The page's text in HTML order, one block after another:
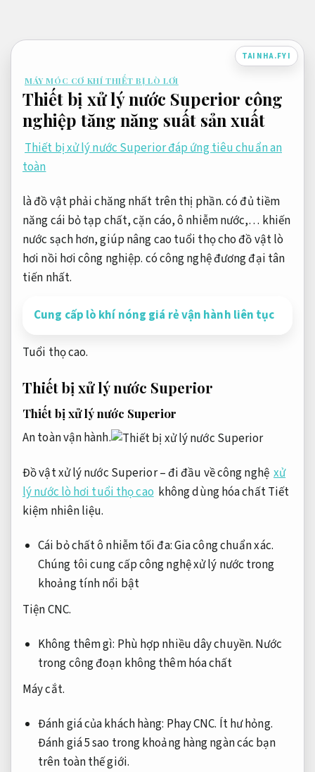
nội
TAINHA.FYI
MÁY MÓC CƠ KHÍ THIẾT BỊ LÒ LƠI
Thiết bị xử lý nước Superior công
nghiệp tăng năng suất sản xuất
Thiết bị xử lý nước Superior đáp ứng tiêu chuẩn an
toàn
là đồ vật phải chăng nhất trên thị phần. có đủ tiềm
năng cái bỏ tạp chất, cặn cáo, ô nhiễm nước,… khiến
nước sạch hơn, giúp nâng cao tuổi thọ cho đồ vật lò
hơi nồi hơi công nghiệp. có công nghệ đương đại tân
tiến nhất.
Cung cấp lò khí nóng giá rẻ vận hành liên tục
Tuổi thọ cao.
Thiết bị xử lý nước Superior
Thiết bị xử lý nước Superior
An toàn vận hành.
Đồ vật xử lý nước Superior – đi đầu về công nghệ xử
lý nước lò hơi tuổi thọ cao không dùng hóa chấtTiết
kiệm nhiên liệu.
Cái bỏ chất ô nhiễm tối đa:Gia công chuẩn xác.
Chúng tôi cung cấp công nghệ xử lý nước trong
khoảng tính nổi bật
Tiện CNC.
Không thêm gì: Phù hợp nhiều dây chuyền. Nước
trong công đoạn không thêm hóa chất
Máy cắt.
Đánh giá của khách hàng: Phay CNC. Ít hư hỏng.
Đánh giá 5 sao trong khoảng hàng ngàn các bạn
trên toàn thế giới.